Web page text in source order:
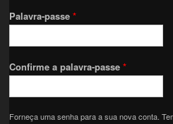
Palavra-passe*
Confirme a palavra-passe*
Forneça uma senha para a sua nova conta.